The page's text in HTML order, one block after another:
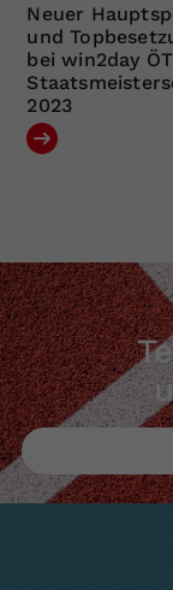
Neuer
und
bei win2day
2023